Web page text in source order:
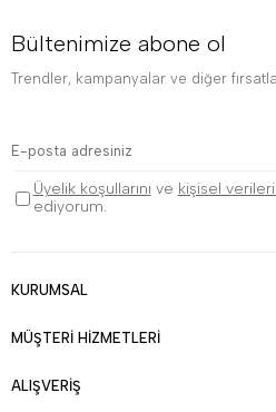
Bültenimize abone ol
Trendler, kampanyalar ve diğer
Üyelik koşullarını ve kişisel
ediyorum.
KURUMSAL
MÜŞTERİ HİZMETLERİ
ALIŞVERİŞ